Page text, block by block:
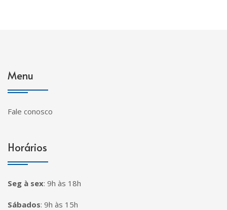
Menu
Fale conosco
Horários
Seg à sex: 9h às 18h
Sábados: 9h às 15h